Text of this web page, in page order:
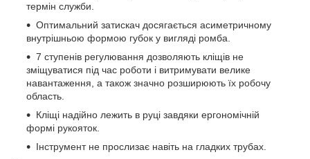
термін служби.
Оптимальний затискач досягається асиметричному
внутрішньою формою губок у вигляді ромба.
7 ступенів регулювання дозволяють кліщів не
зміщуватися під час роботи і витримувати велике
навантаження, а також значно розширюють їх робочу
область.
Кліщі надійно лежить в руці завдяки ергономічній
формі рукояток.
Інструмент не прослизає навіть на гладких трубах.